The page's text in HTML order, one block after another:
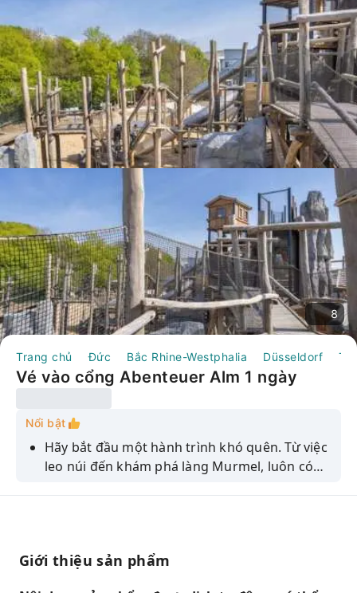
8
Trang chủ Đức Bắc Rhine-Westphalia Düsseldorf
Vé vào cổng Abenteuer Alm 1 ngày
Nổi bật
Hãy bắt đầu một hành trình khó quên. Từ việc
leo núi đến khám phá làng Murmel, luôn có
Giới thiệu sản phẩm